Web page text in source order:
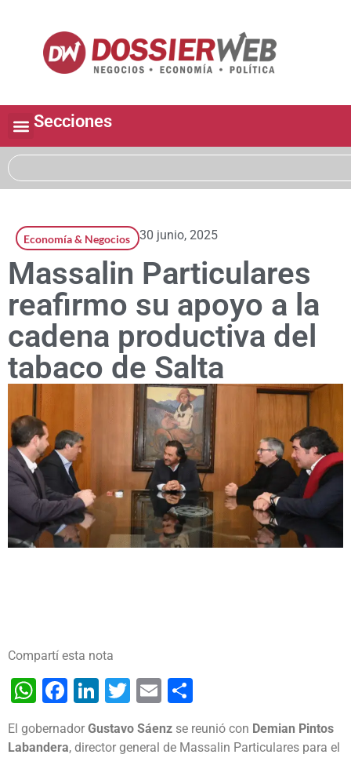
Secciones
Economía & Negocios 30 junio, 2025
Massalin Particulares
reafirmo su apoyo a la
cadena productiva del
tabaco de Salta
Compartí esta nota
WhatsApp
Facebook
LinkedIn
Twitter
Email
El gobernador Gustavo Sáenz se reunió con Demian Pintos
Labandera, director general de Massalin Particulares para el